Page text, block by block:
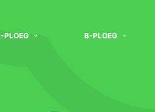
PLOEG B-PLOEG